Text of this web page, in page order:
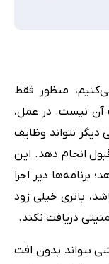
منظور فقط
آن نیست. در عمل،
نتواند وظایف
انجام دهد. این
دیر اجرا
باتری خیلی زود
دریافت نکند.
بتواند بدون افت